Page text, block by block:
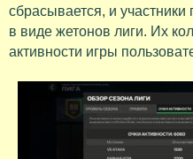
сбрасывается, и
в виде жетонов лиги. Их
активности игры